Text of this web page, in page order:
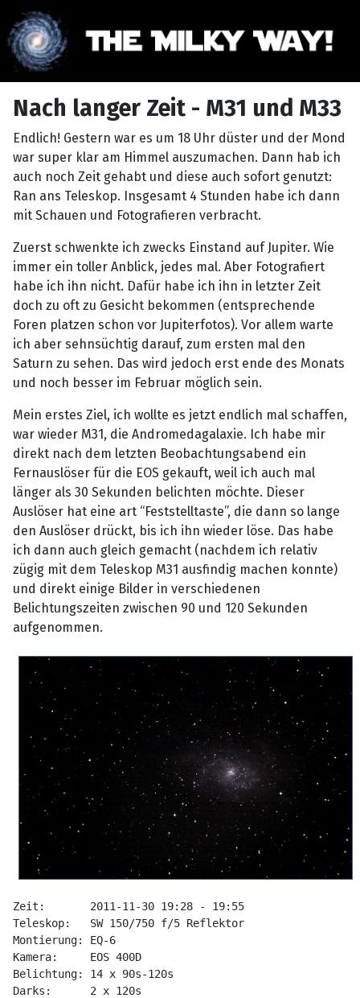
Nach langer Zeit - M31 und M33
Endlich! Gestern war es um 18 Uhr düster und der Mond
war super klar am Himmel auszumachen. Dann hab ich
auch noch Zeit gehabt und diese auch sofort genutzt:
Ran ans Teleskop. Insgesamt 4 Stunden habe ich dann
mit Schauen und Fotografieren verbracht.
Zuerst schwenkte ich zwecks Einstand auf Jupiter. Wie
immer ein toller Anblick, jedes mal. Aber Fotografiert
habe ich ihn nicht. Dafür habe ich ihn in letzter Zeit
doch zu oft zu Gesicht bekommen (entsprechende
Foren platzen schon vor Jupiterfotos). Vor allem warte
ich aber sehnsüchtig darauf, zum ersten mal den
Saturn zu sehen. Das wird jedoch erst ende des Monats
und noch besser im Februar möglich sein.
Mein erstes Ziel, ich wollte es jetzt endlich mal schaffen,
war wieder M31, die Andromedagalaxie. Ich habe mir
direkt nach dem letzten Beobachtungsabend ein
Fernauslöser für die EOS gekauft, weil ich auch mal
länger als 30 Sekunden belichten möchte. Dieser
Auslöser hat eine art “Feststelltaste”, die dann so lange
den Auslöser drückt, bis ich ihn wieder löse. Das habe
ich dann auch gleich gemacht (nachdem ich relativ
zügig mit dem Teleskop M31 ausfindig machen konnte)
und direkt einige Bilder in verschiedenen
Belichtungszeiten zwischen 90 und 120 Sekunden
aufgenommen.
Zeit:       2011-11-30 19:28 - 19:55
Teleskop:   SW 150/750 f/5 Reflektor
Montierung: EQ-6
Kamera:     EOS 400D
Belichtung: 14 x 90s-120s
Darks:      2 x 120s